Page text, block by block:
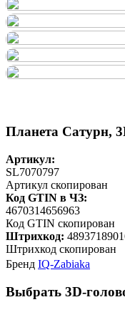
Планета Сатурн,
Артикул:
SL7070797
Артикул скопирован
Код GTIN в ЧЗ:
4670314656963
Код GTIN скопирован
Штрихкод:
Штрихкод скопирован
Бренд IQ-Zabiaka
Выбрать 3D-